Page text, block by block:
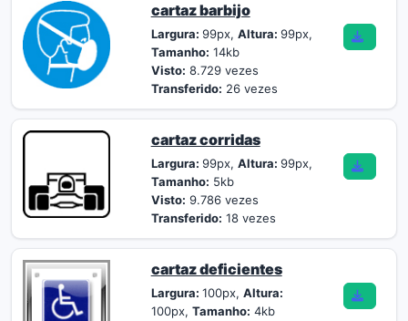
cartaz barbijo
Largura: 99px, Altura: 99px,
Tamanho: 14kb
Visto: 8.729 vezes
Transferido: 26 vezes
cartaz corridas
Largura: 99px, Altura: 99px,
Tamanho: 5kb
Visto: 9.786 vezes
Transferido: 18 vezes
cartaz deficientes
Largura: 100px, Altura:
100px, Tamanho: 4kb